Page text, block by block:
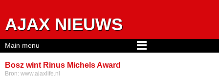
AJAX NIEUWS
Bosz wint Rinus Michels Award
Bron: www.ajaxlife.nl
Main menu